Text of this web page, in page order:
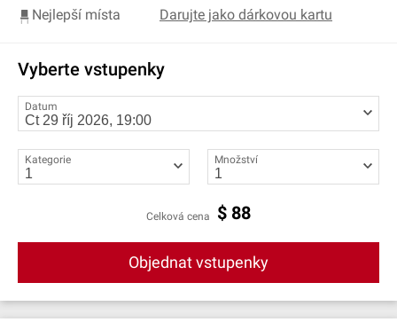
Nejlepší místa Darujte jako dárkovou kartu
Vyberte vstupenky
Datum
Kategorie Množství
Celková cena $ 88
Objednat vstupenky